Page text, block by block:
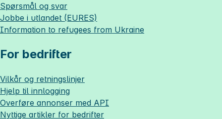
Spørsmål og svar
Jobbe i utlandet (EURES)
Information to refugees from Ukraine
For bedrifter
Vilkår og retningslinjer
Hjelp til innlogging
Overføre annonser med API
Nyttige artikler for bedrifter